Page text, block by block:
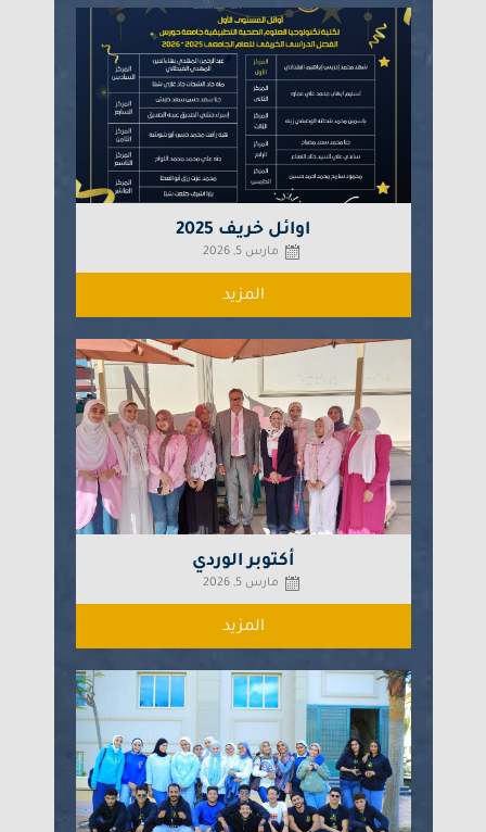
اوائل خريف 2025
مارس 5, 2026
المزيد
أكتوبر الوردي
مارس 5, 2026
المزيد